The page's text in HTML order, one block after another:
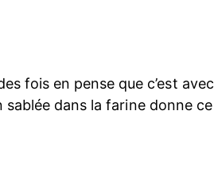
fois en pense que c’est avec
dans la farine donne ce